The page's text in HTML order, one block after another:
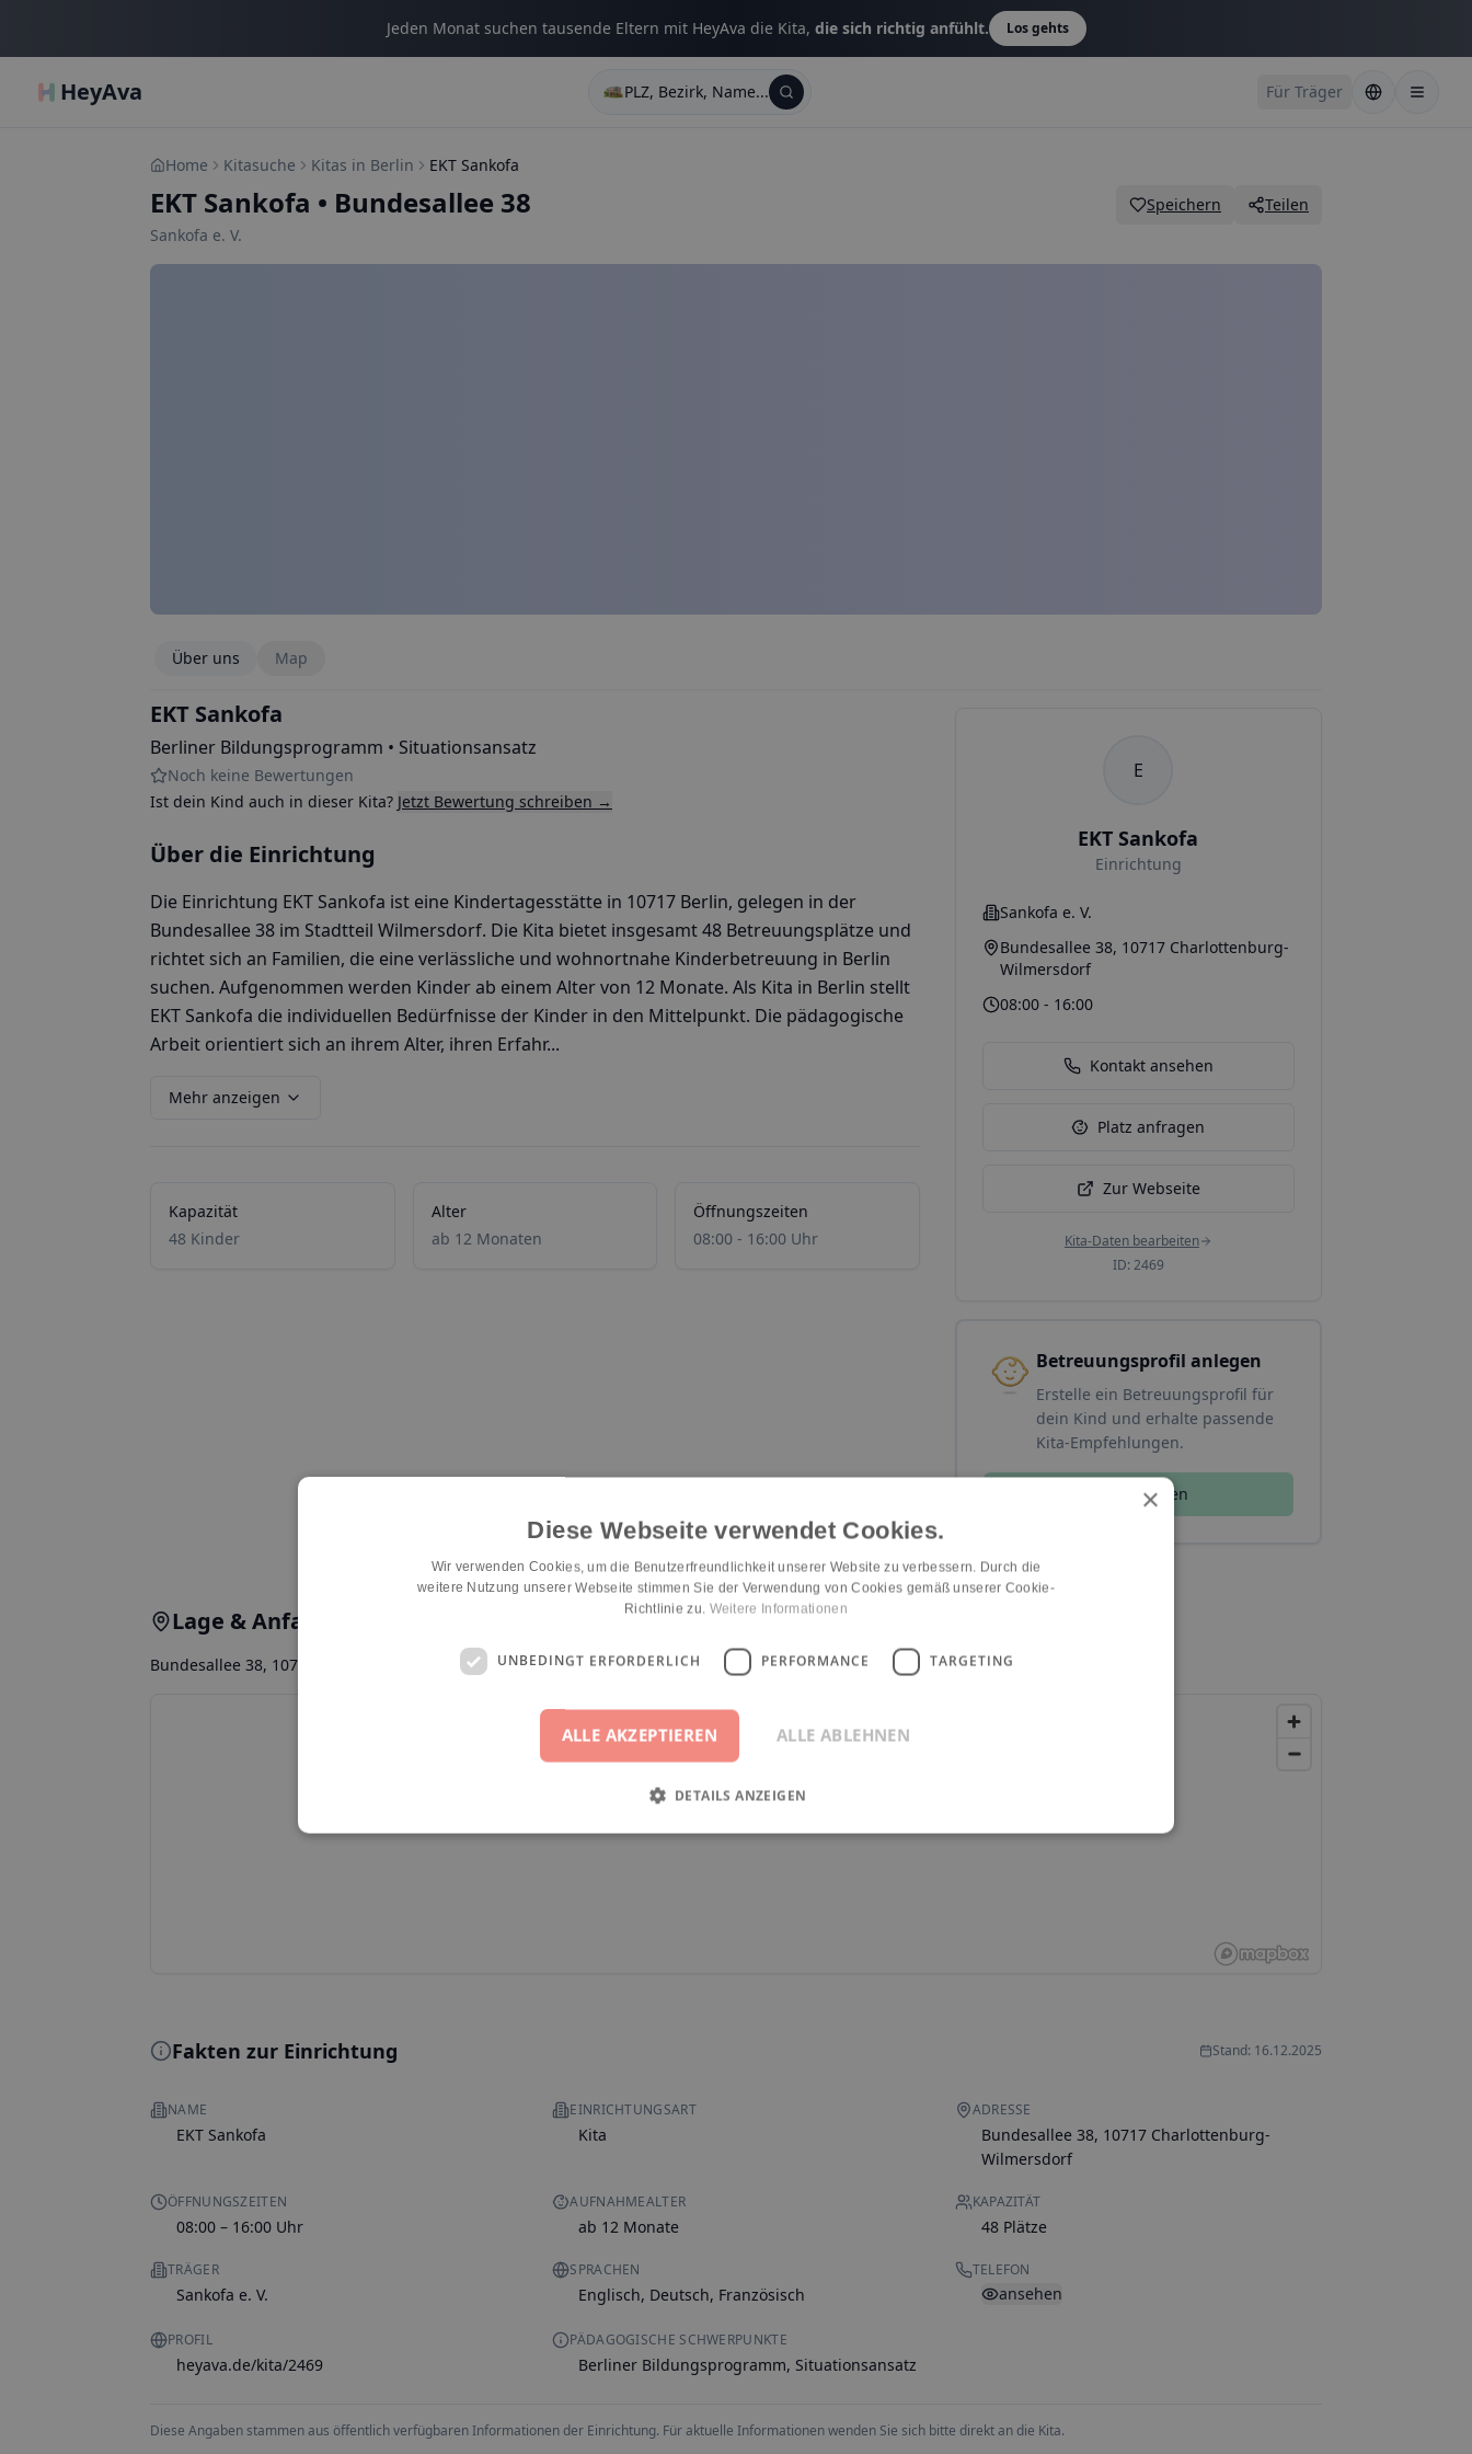
Jeden Monat suchen tausende Eltern mit HeyAva die Kita, die sich richtig anfühlt. Los gehts
HeyAva PLZ, Bezirk, Name... Für Träger
Home Kitasuche Kitas in Berlin EKT Sankofa
EKT Sankofa • Bundesallee 38
Sankofa e. V.
Speichern Teilen
Über uns Map
EKT Sankofa
Berliner Bildungsprogramm • Situationsansatz
Noch keine Bewertungen
Ist dein Kind auch in dieser Kita? Jetzt Bewertung schreiben →
Über die Einrichtung
Die Einrichtung EKT Sankofa ist eine Kindertagesstätte in 10717 Berlin, gelegen in der
Bundesallee 38 im Stadtteil Wilmersdorf. Die Kita bietet insgesamt 48 Betreuungsplätze und
richtet sich an Familien, die eine verlässliche und wohnortnahe Kinderbetreuung in Berlin
suchen. Aufgenommen werden Kinder ab einem Alter von 12 Monate. Als Kita in Berlin stellt
EKT Sankofa die individuellen Bedürfnisse der Kinder in den Mittelpunkt. Die pädagogische
Arbeit orientiert sich an ihrem Alter, ihren Erfahr...
Mehr anzeigen
Kapazität
48 Kinder
Alter
ab 12 Monaten
Öffnungszeiten
08:00 - 16:00 Uhr
E
EKT Sankofa
Einrichtung
Sankofa e. V.
Bundesallee 38, 10717 Charlottenburg-
Wilmersdorf
08:00 - 16:00
Kontakt ansehen
Platz anfragen
Zur Webseite
Kita-Daten bearbeiten
ID: 2469
Betreuungsprofil anlegen
Erstelle ein Betreuungsprofil für
dein Kind und erhalte passende
Kita-Empfehlungen.
Jetzt erstellen
Lage & Anfahrt
Bundesallee 38, 10717, Berlin, Wilmersdorf
Fakten zur Einrichtung Stand: 16.12.2025
NAME
EKT Sankofa
EINRICHTUNGSART
Kita
ADRESSE
Bundesallee 38, 10717 Charlottenburg-
Wilmersdorf
ÖFFNUNGSZEITEN
08:00 – 16:00 Uhr
AUFNAHMEALTER
ab 12 Monate
KAPAZITÄT
48 Plätze
TRÄGER
Sankofa e. V.
SPRACHEN
Englisch, Deutsch, Französisch
TELEFON
ansehen
PROFIL
heyava.de/kita/2469
PÄDAGOGISCHE SCHWERPUNKTE
Berliner Bildungsprogramm, Situationsansatz
Diese Angaben stammen aus öffentlich verfügbaren Informationen der Einrichtung. Für aktuelle Informationen wenden Sie sich bitte direkt an die Kita.
×
Diese Webseite verwendet Cookies.
Wir verwenden Cookies, um die Benutzerfreundlichkeit unserer Website zu verbessern. Durch die
weitere Nutzung unserer Webseite stimmen Sie der Verwendung von Cookies gemäß unserer Cookie-
Richtlinie zu. Weitere Informationen
UNBEDINGT ERFORDERLICH PERFORMANCE TARGETING
ALLE AKZEPTIEREN ALLE ABLEHNEN
DETAILS ANZEIGEN